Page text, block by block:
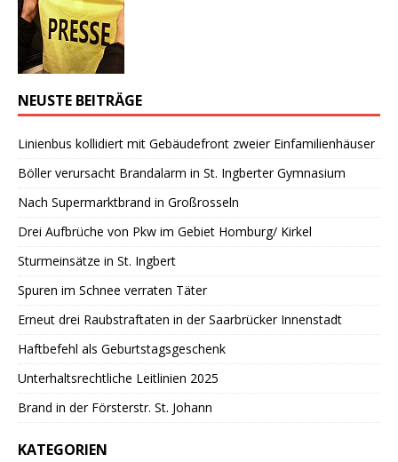
NEUSTE BEITRÄGE
Linienbus kollidiert mit Gebäudefront zweier Einfamilienhäuser
Böller verursacht Brandalarm in St. Ingberter Gymnasium
Nach Supermarktbrand in Großrosseln
Drei Aufbrüche von Pkw im Gebiet Homburg/ Kirkel
Sturmeinsätze in St. Ingbert
Spuren im Schnee verraten Täter
Erneut drei Raubstraftaten in der Saarbrücker Innenstadt
Haftbefehl als Geburtstagsgeschenk
Unterhaltsrechtliche Leitlinien 2025
Brand in der Försterstr. St. Johann
KATEGORIEN